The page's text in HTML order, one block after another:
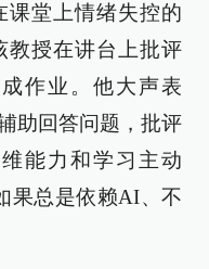
课堂上情绪失控的
教授在讲台上批评
作业。他大声表
助回答问题，批评
能力和学习主动
果总是依赖AI、不